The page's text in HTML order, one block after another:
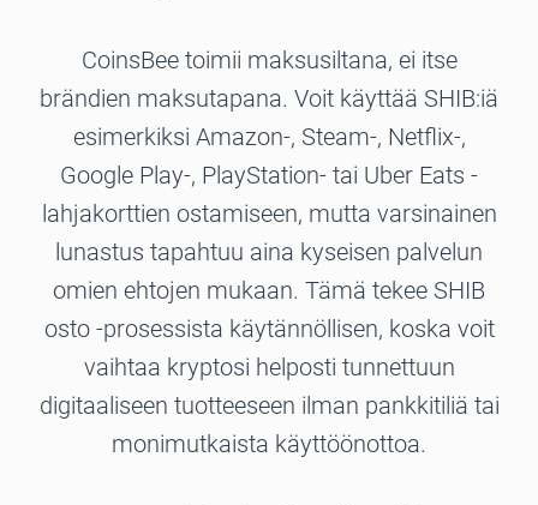
CoinsBee toimii maksusiltana, ei itse
brändien maksutapana. Voit käyttää SHIB:iä
esimerkiksi Amazon-, Steam-, Netflix-,
Google Play-, PlayStation- tai Uber Eats -
lahjakorttien ostamiseen, mutta varsinainen
lunastus tapahtuu aina kyseisen palvelun
omien ehtojen mukaan. Tämä tekee SHIB
osto -prosessista käytännöllisen, koska voit
vaihtaa kryptosi helposti tunnettuun
digitaaliseen tuotteeseen ilman pankkitiliä tai
monimutkaista käyttöönottoa.